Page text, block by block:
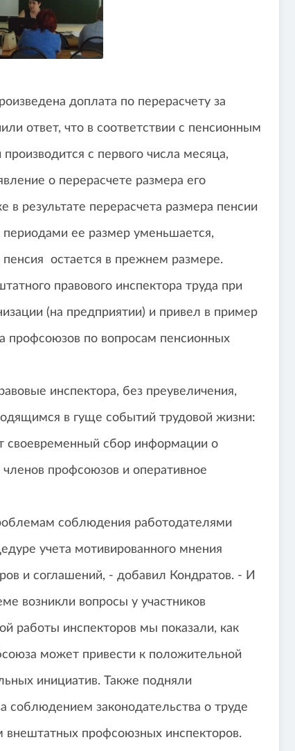
доплата по перерасчету за
ответ, что в соответствии с пенсионным
с первого числа месяца,
о перерасчете размера его
в результате перерасчета размера пенсии
ее размер уменьшается,
пенсия остается в прежнем размере.
правового инспектора труда при
(на предприятии) и привел в пример
профсоюзов по вопросам пенсионных
инспектора, без преувеличения,
в гуще событий трудовой жизни:
своевременный сбор информации о
профсоюзов и оперативное
соблюдения работодателями
учета мотивированного мнения
и соглашений, - добавил Кондратов. - И
возникли вопросы у участников
работы инспекторов мы показали, как
может привести к положительной
инициатив. Также подняли
соблюдением законодательства о труде
внештатных профсоюзных инспекторов.